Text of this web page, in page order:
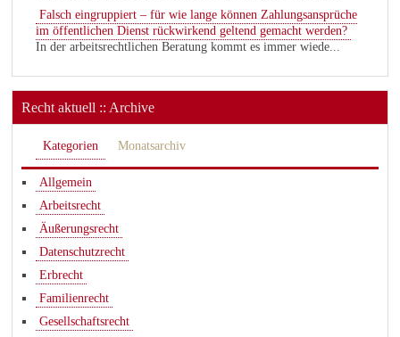
Falsch eingruppiert – für wie lange können Zahlungsansprüche
im öffentlichen Dienst rückwirkend geltend gemacht werden?
In der arbeitsrechtlichen Beratung kommt es immer wiede...
Recht aktuell :: Archive
Kategorien Monatsarchiv
Allgemein
Arbeitsrecht
Äußerungsrecht
Datenschutzrecht
Erbrecht
Familienrecht
Gesellschaftsrecht